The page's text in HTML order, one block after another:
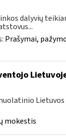
dalyvių
Prašymai,
mokestis